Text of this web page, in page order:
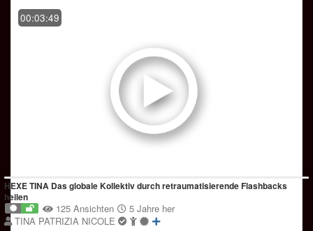
00:03:49
HEXE TINA Das globale Kollektiv durch retraumatisierende Flashbacks
heilen
125 Ansichten
5 Jahre her
TINA PATRIZIA NICOLE